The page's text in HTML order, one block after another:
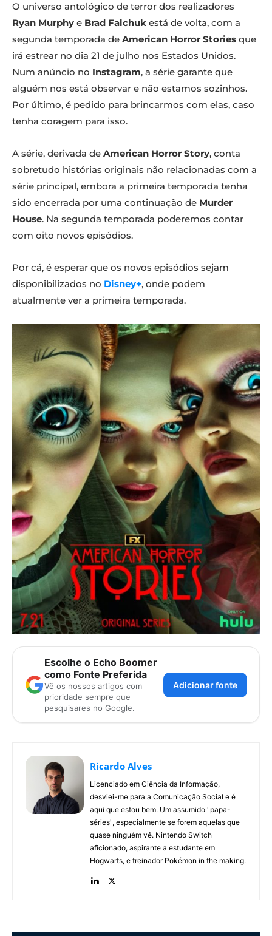
O universo antológico de terror dos realizadores
Ryan Murphy e Brad Falchuk está de volta, com a
segunda temporada de American Horror Stories que
irá estrear no dia 21 de julho nos Estados Unidos.
Num anúncio no Instagram, a série garante que
alguém nos está observar e não estamos sozinhos.
Por último, é pedido para brincarmos com elas, caso
tenha coragem para isso.
A série, derivada de American Horror Story, conta
sobretudo histórias originais não relacionadas com a
série principal, embora a primeira temporada tenha
sido encerrada por uma continuação de Murder
House. Na segunda temporada poderemos contar
com oito novos episódios.
Por cá, é esperar que os novos episódios sejam
disponibilizados no Disney+, onde podem
atualmente ver a primeira temporada.
Escolhe o Echo Boomer
como Fonte Preferida
Vê os nossos artigos com
prioridade sempre que
pesquisares no Google.
Adicionar fonte
Ricardo Alves
Licenciado em Ciência da Informação,
desviei-me para a Comunicação Social e é
aqui que estou bem. Um assumido "papa-
séries", especialmente se forem aquelas que
quase ninguém vê. Nintendo Switch
aficionado, aspirante a estudante em
Hogwarts, e treinador Pokémon in the making.